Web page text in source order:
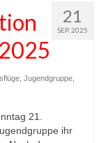
21
SEP. 2025
Jugendgruppe
21.
ihr